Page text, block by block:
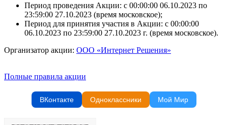
Период проведения Акции: с 00:00:00 06.10.2023 по
23:59:00 27.10.2023 (время московское);
Период для принятия участия в Акции: с 00:00:00
06.10.2023 по 23:59:00 27.10.2023 г. (время московское).
Организатор акции: ООО «Интернет Решения»
Полные правила акции
ВКонтакте Одноклассники Мой Мир